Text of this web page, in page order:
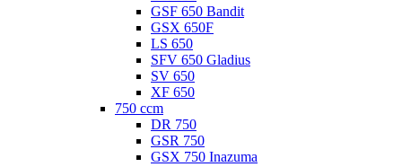
GSF 650 Bandit
GSX 650F
LS 650
SFV 650 Gladius
SV 650
XF 650
750 ccm
DR 750
GSR 750
GSX 750 Inazuma